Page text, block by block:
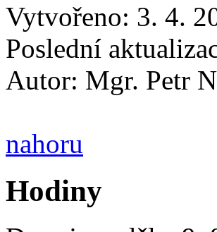
Vytvořeno: 3. 4.
Poslední
Autor: Mgr. Petr
nahoru
Hodiny